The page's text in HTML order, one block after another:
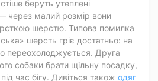
беруть утеплені
через малий розмір вони
шерстю. Типова помилка
шерсть гріє достатньо: на
переохолоджується. Друга
собаки брати щільну посадку,
час бігу. Дивіться також одяг